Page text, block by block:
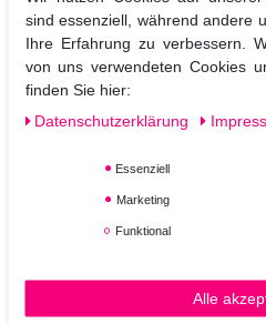
In
*inkl. ges.
Paul Mitchell
Shampoo 1000
In
inkl. ges.
sind essenziell, während andere
Ihre Erfahrung zu verbessern.
von uns verwendeten Cookies
finden Sie hier:
Daten­schutz­erklärung
Essenziell
Marketing
Funktional
Alle